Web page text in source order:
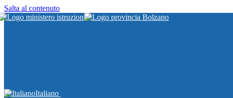
Salta al contenuto
Italiano